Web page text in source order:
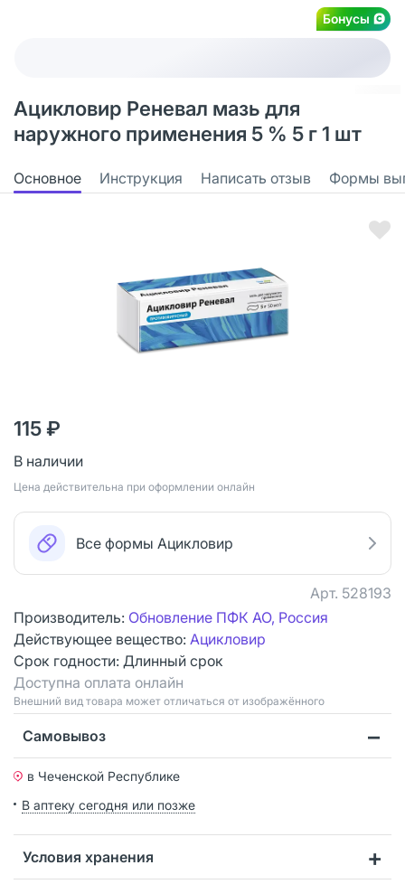
Бонусы
Ацикловир Реневал мазь для
наружного применения 5 % 5 г 1 шт
Основное Инструкция Написать отзыв Формы
115 ₽
В наличии
Цена действительна при оформлении онлайн
Все формы Ацикловир
Арт. 528193
Производитель: Обновление ПФК АО, Россия
Действующее вещество: Ацикловир
Срок годности: Длинный срок
Доступна оплата онлайн
Bнешний вид товара может отличаться от изображённого
Самовывоз
в Чеченской Республике
В аптеку сегодня или позже
Условия хранения